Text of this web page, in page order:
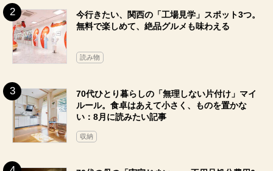
今行きたい、関西の「工場見学」スポット3つ。
無料で楽しめて、絶品グルメも味わえる
読み物
70代ひとり暮らしの「無理しない片付け」マイ
ルール。食卓はあえて小さく、ものを置かな
い：8月に読みたい記事
収納